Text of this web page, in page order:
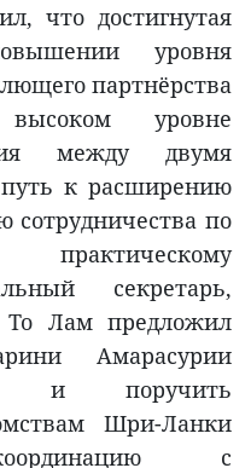
что достигнутая
уровня
партнёрства
уровне
между двумя
к расширению
сотрудничества по
секретарь,
То Лам предложил
Амарасурии
и поручить
Шри-Ланки
с